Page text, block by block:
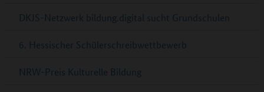
DKJS-Netzwerk bildung.digital sucht Grundschulen
6. Hessischer Schülerschreibwettbewerb
NRW-Preis Kulturelle Bildung